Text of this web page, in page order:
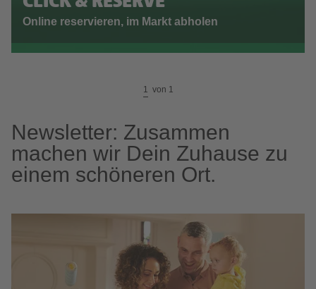
Online reservieren, im Markt abholen
1 von 1
Newsletter: Zusammen
machen wir Dein Zuhause zu
einem schöneren Ort.